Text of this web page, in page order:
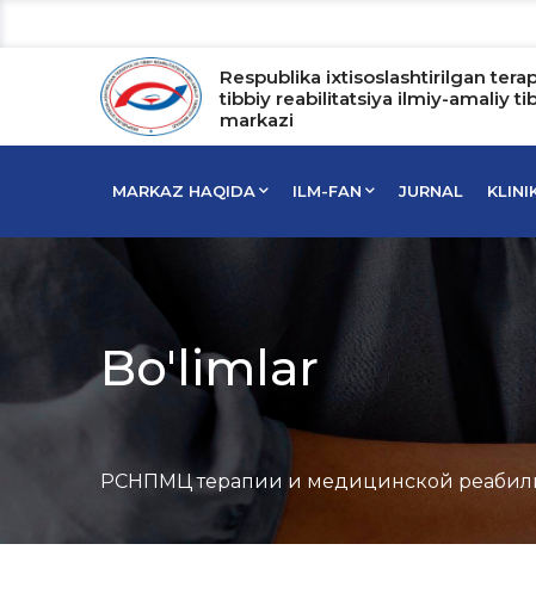
Respublika ixtisoslashtirilgan
tibbiy reabilitatsiya ilmiy-amaliy
markazi
MARKAZ HAQIDA ILM-FAN JURNAL
Bo'limlar
РСНПМЦ терапии и медицинской